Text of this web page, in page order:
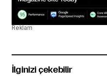
Reklam
İlginizi çekebilir